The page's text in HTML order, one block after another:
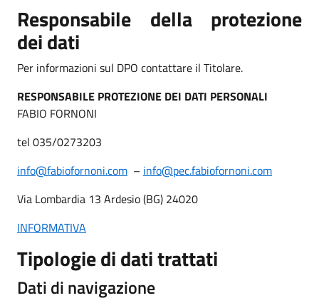
Responsabile della protezione
dei dati
Per informazioni sul DPO contattare il Titolare.
RESPONSABILE PROTEZIONE DEI DATI PERSONALI
FABIO FORNONI
tel 035/0273203
info@fabiofornoni.com – info@pec.fabiofornoni.com
Via Lombardia 13 Ardesio (BG) 24020
INFORMATIVA
Tipologie di dati trattati
Dati di navigazione